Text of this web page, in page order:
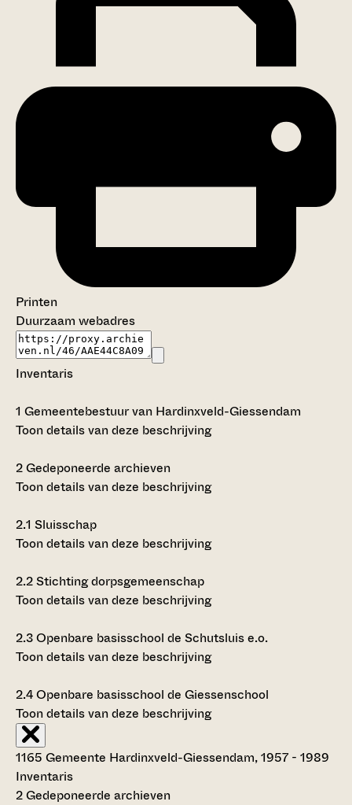
Printen
Duurzaam webadres
Inventaris
1 Gemeentebestuur van Hardinxveld-Giessendam
Toon details van deze beschrijving
2Gedeponeerde archieven
Toon details van deze beschrijving
2.1 Sluisschap
Toon details van deze beschrijving
2.2Stichting dorpsgemeenschap
Toon details van deze beschrijving
2.3Openbare basisschool de Schutsluis e.o.
Toon details van deze beschrijving
2.4Openbare basisschool de Giessenschool
Toon details van deze beschrijving
1165 Gemeente Hardinxveld-Giessendam, 1957 - 1989
Inventaris
2 Gedeponeerde archieven